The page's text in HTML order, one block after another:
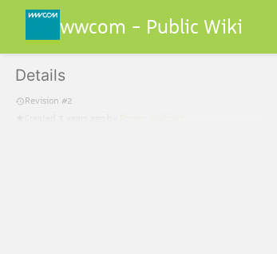
wwcom - Public Wiki
Details
Revision #2